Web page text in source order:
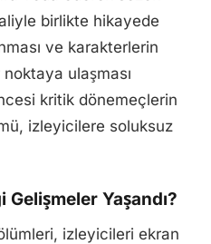
birlikte hikayede
ve karakterlerin
ulaşması
kritik dönemeçlerin
izleyicilere soluksuz
Yaşandı?
izleyicileri ekran